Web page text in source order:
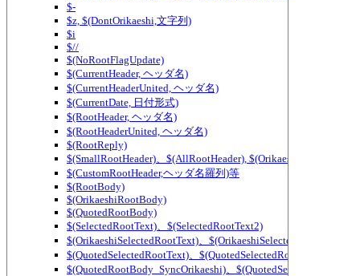
$-
$z, $(DontOrikaeshi,文字列)
$i
$//
$(NoRootFlagUpdate)
$(CurrentHeader, ヘッダ名)
$(CurrentHeaderUnited, ヘッダ名)
$(CurrentDate, 日付形式)
$(RootHeader, ヘッダ名)
$(RootHeaderUnited, ヘッダ名)
$(RootReply)
$(SmallRootHeader)、$(AllRootHeader),
$(CustomRootHeader,ヘッダ名羅列)等
$(RootBody)
$(OrikaeshiRootBody)
$(QuotedRootBody)
$(SelectedRootText)、$(SelectedRootText2)
$(OrikaeshiSelectedRootText)、$(OrikaeshiSelectedRootText2)
$(QuotedSelectedRootText)、$(QuotedSelectedRootText2)
$(QuotedRootBody_SyncOrikaeshi)、